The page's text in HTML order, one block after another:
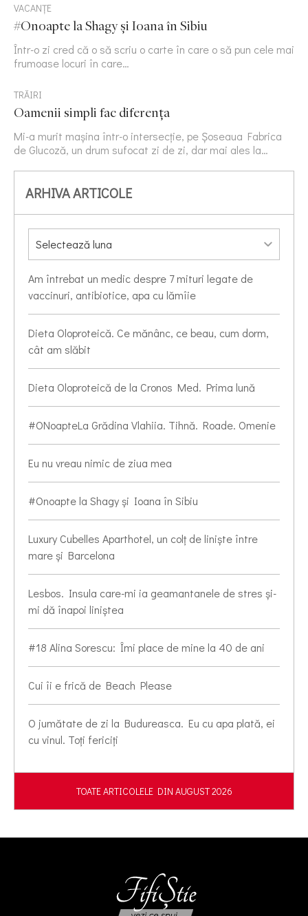
VACANȚE
#Onoapte la Shagy și Ioana în Sibiu
Într-o zi cred că o să scriu o carte în care o să pun cele mai
frumoase locuri în care…
TRĂIRI
Oamenii simpli fac diferența
Mi-a murit mașina într-o intersecție, pe Șoseaua Fabrica
de Glucoză, un drum sufocat zi de zi, dar mai ales la…
ARHIVA ARTICOLE
Am întrebat un medic despre 7 mituri legate de
vaccinuri, antibiotice, apa cu lămîie
Dieta Oloproteică. Ce mănânc, ce beau, cum dorm,
cât am slăbit
Dieta Oloproteică de la Cronos Med. Prima lună
#ONoapteLa Grădina Vlahiia. Tihnă. Roade. Omenie
Eu nu vreau nimic de ziua mea
#Onoapte la Shagy și Ioana în Sibiu
Luxury Cubelles Aparthotel, un colț de liniște între
mare și Barcelona
Lesbos. Insula care-mi ia geamantanele de stres și-
mi dă înapoi liniștea
#18 Alina Sorescu: Îmi place de mine la 40 de ani
Cui îi e frică de Beach Please
O jumătate de zi la Budureasca. Eu cu apa plată, ei
cu vinul. Toți fericiți
TOATE ARTICOLELE DIN AUGUST 2026